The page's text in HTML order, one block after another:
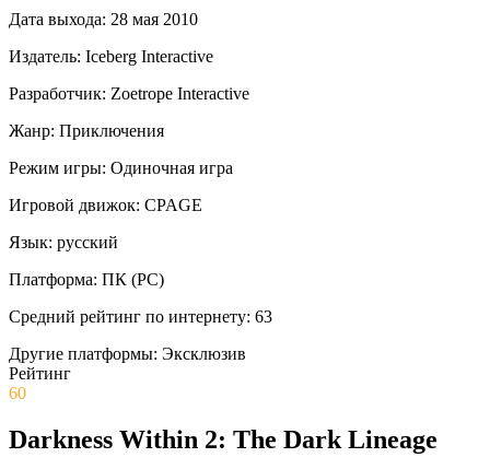
Дата выхода: 28 мая 2010
Издатель: Iceberg Interactive
Разработчик: Zoetrope Interactive
Жанр: Приключения
Режим игры: Одиночная игра
Игровой движок: CPAGE
Язык: русский
Платформа: ПК (PC)
Средний рейтинг по интернету: 63
Другие платформы: Эксклюзив
Рейтинг
60
Darkness Within 2: The Dark Lineage